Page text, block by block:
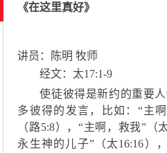
《在这里真好》
讲员：陈明 牧师
经文：太17:1-9
使徒彼得是新约的重要
多彼得的发言，
比如 ： “主
（路5:8） ， “主啊，救我”（
永生神的儿子”（太16:16） ，